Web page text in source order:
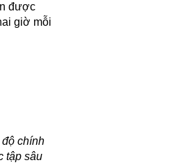
được
giờ mỗi
chính
tập sâu